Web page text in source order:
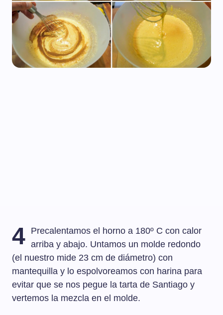
4 Precalentamos el horno a 180º C con calor
arriba y abajo. Untamos un molde redondo
(el nuestro mide 23 cm de diámetro) con
mantequilla y lo espolvoreamos con harina para
evitar que se nos pegue la tarta de Santiago y
vertemos la mezcla en el molde.